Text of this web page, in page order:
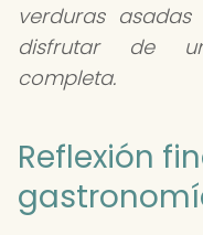
verduras
disfrutar de
completa.
Reflexión